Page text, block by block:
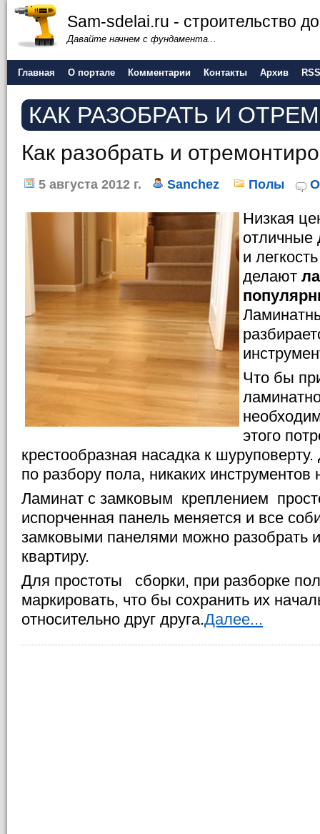
Sam-sdelai.ru - строительство
Давайте начнем с фундамента...
Главная О портале Комментарии Контакты Архив RSS
КАК РАЗОБРАТЬ И
Как разобрать и
5 августа 2012 г. Sanchez Полы
Низкая
отличные
и
делают
Что бы
этого
крестообразная насадка к
по разбору пола, никаких инструментов
Ламинат с замковым креплением
испорченная панель меняется и все
замковыми панелями можно разобрать
квартиру.
Для простоты сборки, при разборке
маркировать, что бы сохранить их
относительно друг друга.Далее...